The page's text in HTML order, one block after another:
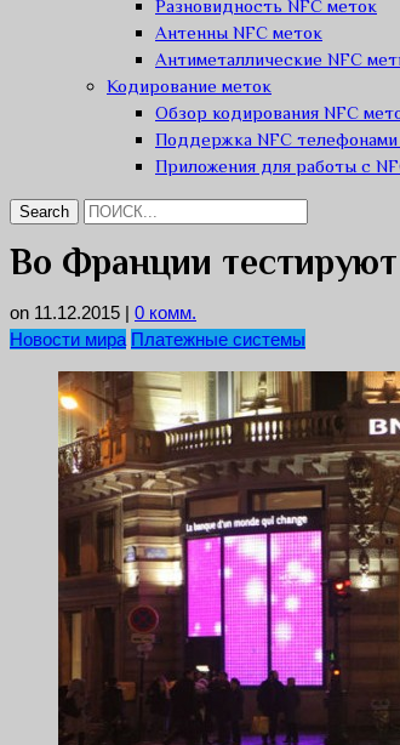
Разновидность NFC меток
Антенны NFC меток
Антиметаллические NFC
Кодирование меток
Обзор кодирования NFC
Поддержка NFC телефонами
Приложения для работы с
Во Франции
on 11.12.2015 | 0 комм.
Новости мира Платежные системы